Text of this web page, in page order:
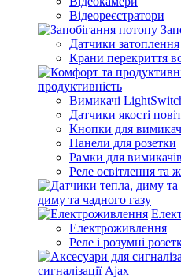
Відеореєстратори
Датчики затоплення
Крани перекриття
продуктивність
Вимикачі
Датчики якості
Кнопки для
Панели для розетки
Рамки для
Реле освітлення та
диму та чадного газу
Електроживлення
Реле і розумні
сигналізації Ajax